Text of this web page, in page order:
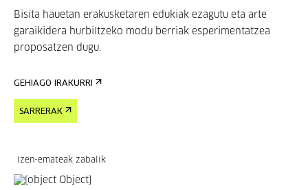
Bisita hauetan erakusketaren edukiak ezagutu eta arte
garaikidera hurbiltzeko modu berriak esperimentatzea
proposatzen dugu.
GEHIAGO IRAKURRI
SARRERAK
Izen-emateak zabalik